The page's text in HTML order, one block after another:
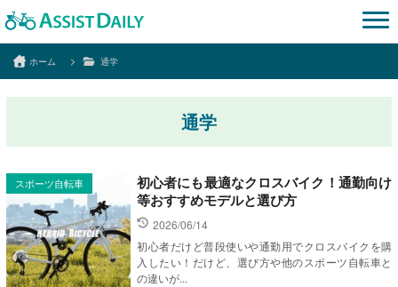
ホーム 通学
通学
スポーツ自転車
初心者にも最適なクロスバイク！通勤向け
等おすすめモデルと選び方
2026/06/14
初心者だけど普段使いや通勤用でクロスバイクを購
入したい！だけど、選び方や他のスポーツ自転車と
の違いが...